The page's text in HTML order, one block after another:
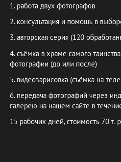
1. работа двух фотографов
2. консультация и помощь в
3. авторская серия (120
4. съёмка в храме самого
фотографии (до или после)
5. видеозарисовка (съёмка на
6. передача фотографий через
галерею на нашем сайте в
15 рабочих дней, стоимость 70